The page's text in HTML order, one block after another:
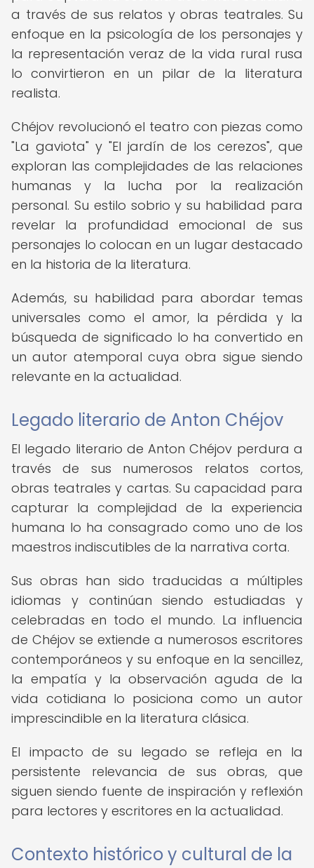
a través de sus relatos y obras teatrales. Su
enfoque en la psicología de los personajes y
la representación veraz de la vida rural rusa
lo convirtieron en un pilar de la literatura
realista.
Chéjov revolucionó el teatro con piezas como
"La gaviota" y "El jardín de los cerezos", que
exploran las complejidades de las relaciones
humanas y la lucha por la realización
personal. Su estilo sobrio y su habilidad para
revelar la profundidad emocional de sus
personajes lo colocan en un lugar destacado
en la historia de la literatura.
Además, su habilidad para abordar temas
universales como el amor, la pérdida y la
búsqueda de significado lo ha convertido en
un autor atemporal cuya obra sigue siendo
relevante en la actualidad.
Legado literario de Anton Chéjov
El legado literario de Anton Chéjov perdura a
través de sus numerosos relatos cortos,
obras teatrales y cartas. Su capacidad para
capturar la complejidad de la experiencia
humana lo ha consagrado como uno de los
maestros indiscutibles de la narrativa corta.
Sus obras han sido traducidas a múltiples
idiomas y continúan siendo estudiadas y
celebradas en todo el mundo. La influencia
de Chéjov se extiende a numerosos escritores
contemporáneos y su enfoque en la sencillez,
la empatía y la observación aguda de la
vida cotidiana lo posiciona como un autor
imprescindible en la literatura clásica.
El impacto de su legado se refleja en la
persistente relevancia de sus obras, que
siguen siendo fuente de inspiración y reflexión
para lectores y escritores en la actualidad.
Contexto histórico y cultural de la